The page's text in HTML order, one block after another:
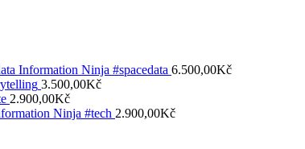
Information Ninja #spacedata 6.500,00Kč
3.500,00Kč
2.900,00Kč
Ninja #tech 2.900,00Kč